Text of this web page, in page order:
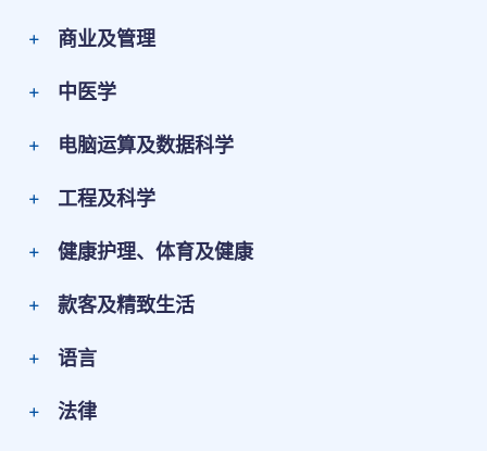
商业及管理
中医学
电脑运算及数据科学
工程及科学
健康护理、体育及健康
款客及精致生活
语言
法律